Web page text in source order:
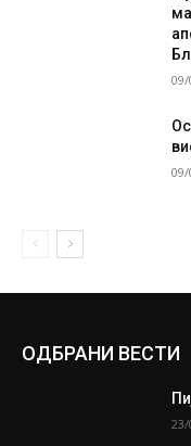
ОДБРАНИ ВЕСТИ
23/